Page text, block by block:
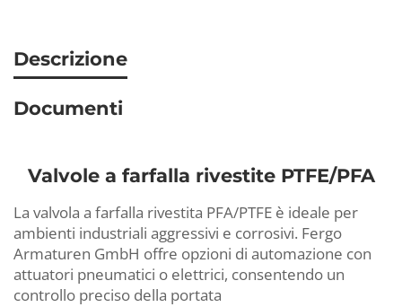
Descrizione
Documenti
Valvole a farfalla rivestite PTFE/PFA
La valvola a farfalla rivestita PFA/PTFE è ideale per
ambienti industriali aggressivi e corrosivi. Fergo
Armaturen GmbH offre opzioni di automazione con
attuatori pneumatici o elettrici, consentendo un
controllo preciso della portata